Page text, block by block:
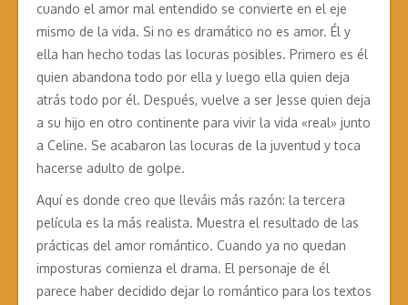
cuando el amor mal entendido se convierte en el eje
mismo de la vida. Si no es dramático no es amor. Él y
ella han hecho todas las locuras posibles. Primero es él
quien abandona todo por ella y luego ella quien deja
atrás todo por él. Después, vuelve a ser Jesse quien deja
a su hijo en otro continente para vivir la vida «real» junto
a Celine. Se acabaron las locuras de la juventud y toca
hacerse adulto de golpe.
Aquí es donde creo que lleváis más razón: la tercera
película es la más realista. Muestra el resultado de las
prácticas del amor romántico. Cuando ya no quedan
imposturas comienza el drama. El personaje de él
parece haber decidido dejar lo romántico para los textos